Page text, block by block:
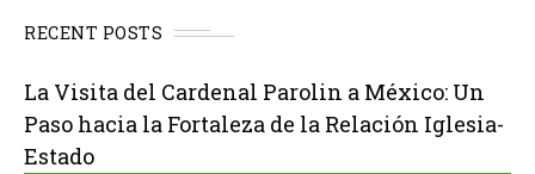
RECENT POSTS
La Visita del Cardenal Parolin a México: Un
Paso hacia la Fortaleza de la Relación Iglesia-
Estado